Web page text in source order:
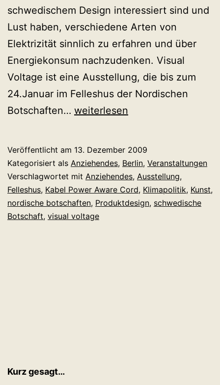
schwedischem Design interessiert sind und
Lust haben, verschiedene Arten von
Elektrizität sinnlich zu erfahren und über
Energiekonsum nachzudenken. Visual
Voltage ist eine Ausstellung, die bis zum
24.Januar im Felleshus der Nordischen
Botschaften… Visual
und
Denkanstöße
weiterlesen
Veröffentlicht am 13. Dezember 2009
Kategorisiert als Anziehendes, Berlin, Veranstaltungen
Verschlagwortet mit Anziehendes, Ausstellung,
Felleshus, Kabel Power Aware Cord, Klimapolitik, Kunst,
nordische botschaften, Produktdesign, schwedische
Botschaft, visual voltage
Kurz gesagt…